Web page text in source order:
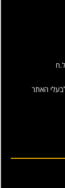
האתר